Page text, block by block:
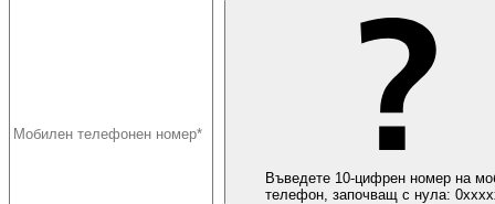
Въведете 10-цифрен номер на
телефон, започващ с нула: